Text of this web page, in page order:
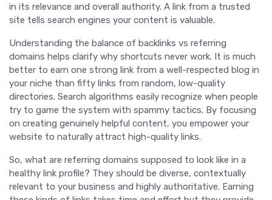
in its relevance and overall authority. A link from a trusted
site tells search engines your content is valuable.
Understanding the balance of backlinks vs referring
domains helps clarify why shortcuts never work. It is much
better to earn one strong link from a well-respected blog in
your niche than fifty links from random, low-quality
directories. Search algorithms easily recognize when people
try to game the system with spammy tactics. By focusing
on creating genuinely helpful content, you empower your
website to naturally attract high-quality links.
So, what are referring domains supposed to look like in a
healthy link profile? They should be diverse, contextually
relevant to your business and highly authoritative. Earning